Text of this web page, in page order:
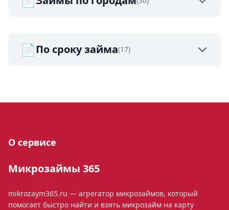
📄По сроку займа(17)
О сервисе
Микрозаймы 365
mikrozaym365.ru — агрегатор микрозаймов, который
помогает быстро найти и взять микрозайм на карту